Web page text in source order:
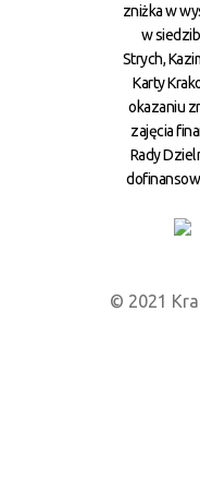
zniżka w
w
Strych,
Karty
okazaniu
zajęcia
Rady
© 2021